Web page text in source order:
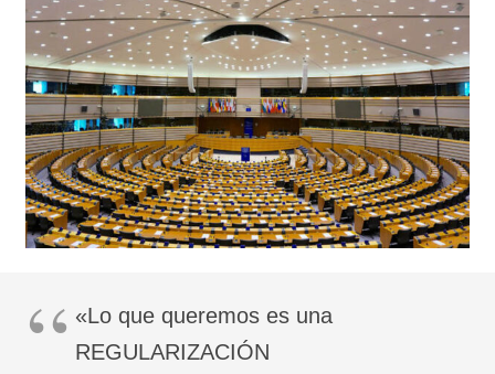
«Lo que queremos es una
REGULARIZACIÓN